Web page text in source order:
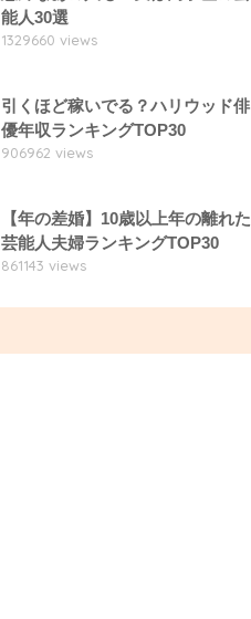
能人30選
1329660 views
引くほど稼いでる？ハリウッド俳
優年収ランキングTOP30
906962 views
【年の差婚】10歳以上年の離れた
芸能人夫婦ランキングTOP30
861143 views